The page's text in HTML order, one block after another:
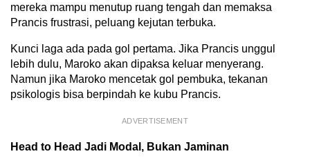
mereka mampu menutup ruang tengah dan memaksa
Prancis frustrasi, peluang kejutan terbuka.
Kunci laga ada pada gol pertama. Jika Prancis unggul
lebih dulu, Maroko akan dipaksa keluar menyerang.
Namun jika Maroko mencetak gol pembuka, tekanan
psikologis bisa berpindah ke kubu Prancis.
ADVERTISEMENT
Head to Head Jadi Modal, Bukan Jaminan